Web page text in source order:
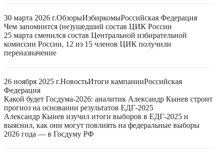
30 марта 2026 г.ОбзорыИзбиркомыРоссийская Федерация
Чем запомнится (не)ушедший состав ЦИК России
25 марта сменился состав Центральной избирательной
комиссии России, 12 из 15 членов ЦИК получили
переназначение
26 ноября 2025 г.НовостьИтоги кампанииРоссийская
Федерация
Какой будет Госдума-2026: аналитик Александр Кынев строит
прогноз на основании результатов ЕДГ-2025
Александр Кынев изучил итоги выборов в ЕДГ-2025 и
выяснил, как они могут повлиять на федеральные выборы
2026 года — в Госдуму РФ